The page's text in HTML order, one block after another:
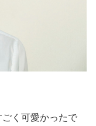
く可愛かったで